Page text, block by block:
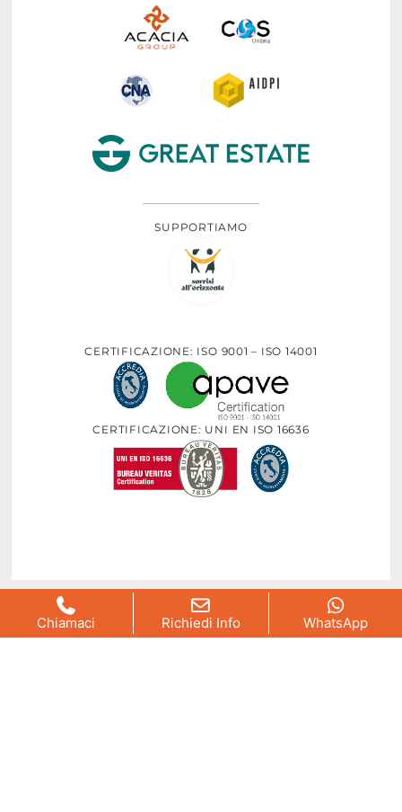
SUPPORTIAMO
CERTIFICAZIONE: ISO 9001 – ISO 14001
CERTIFICAZIONE: UNI EN ISO 16636
Chiamaci Richiedi Info WhatsApp